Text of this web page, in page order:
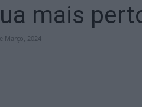
mais
Março, 2024